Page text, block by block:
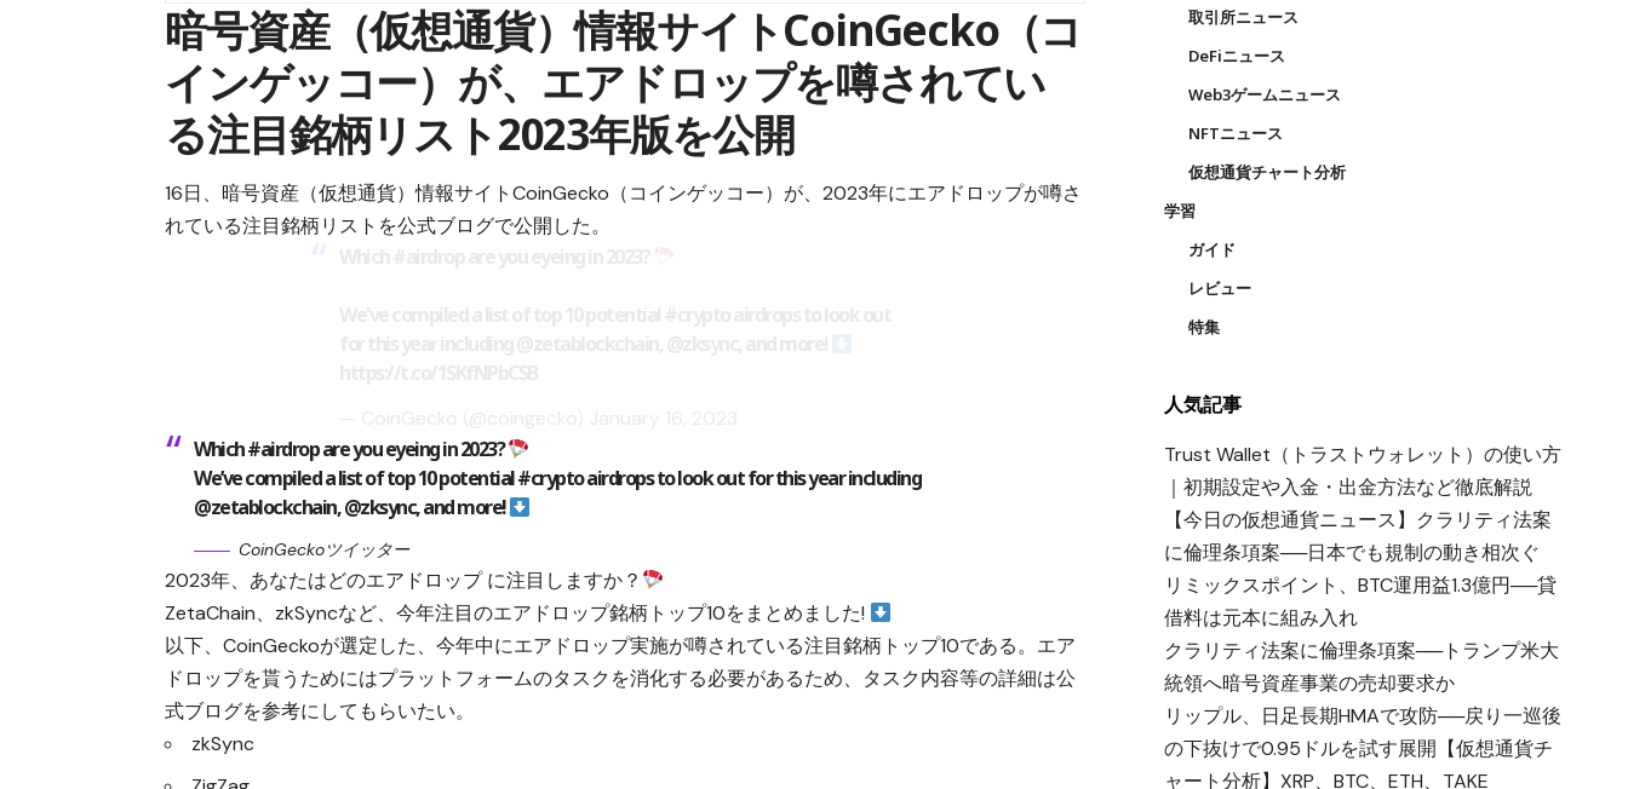
暗号資産（仮想通貨）情報サイトCoinGecko（コ
インゲッコー）が、エアドロップを噂されてい
る注目銘柄リスト2023年版を公開
16日、暗号資産（仮想通貨）情報サイトCoinGecko（コインゲッコー）が、2023年にエアドロップが噂さ
れている注目銘柄リストを公式ブログで公開した。
Which #airdrop are you eyeing in 2023?
We’ve compiled a list of top 10 potential #crypto airdrops to look out for this year including
@zetablockchain, @zksync, and more!
CoinGeckoツイッター
2023年、あなたはどのエアドロップ に注目しますか？
ZetaChain、 zkSyncなど、今年注目のエアドロップ銘柄トップ10をまとめました!
以下、CoinGeckoが選定した、今年中にエアドロップ実施が噂されている注目銘柄トップ10である。エア
ドロップを貰うためにはプラットフォームのタスクを消化する必要があるため、タスク内容等の詳細は公
式ブログを参考にしてもらいたい。
zkSync
取引所ニュース
DeFiニュース
Web3ゲームニュース
NFTニュース
仮想通貨チャート分析
学習
ガイド
レビュー
特集
人気記事
Trust Wallet（トラストウォレット）の使い方
｜初期設定や入金・出金方法など徹底解説
【今日の仮想通貨ニュース】クラリティ法案
に倫理条項案──日本でも規制の動き相次ぐ
リミックスポイント、BTC運用益1.3億円──貸
借料は元本に組み入れ
クラリティ法案に倫理条項案──トランプ米大
統領へ暗号資産事業の売却要求か
リップル、日足長期HMAで攻防──戻り一巡後
の下抜けで0.95ドルを試す展開【仮想通貨チ
ャート分析】XRP、BTC、ETH、TAKE